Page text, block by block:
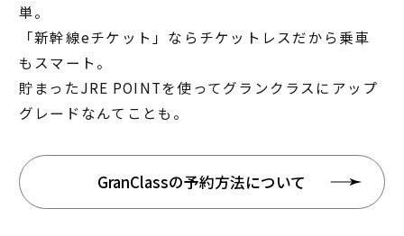
単。
「新幹線eチケット」ならチケットレスだから乗車
もスマート。
貯まったJRE POINTを使ってグランクラスにアップ
グレードなんてことも。
GranClassの予約方法について